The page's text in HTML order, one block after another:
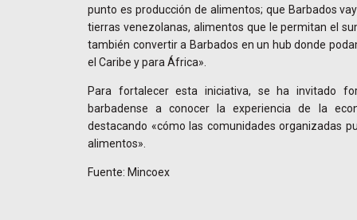
punto es producción de alimentos; que Barbados
tierras venezolanas, alimentos que le permitan el
también convertir a Barbados en un hub donde
el Caribe y para África».
Para fortalecer esta iniciativa, se ha invitado
barbadense a conocer la experiencia de la
destacando «cómo las comunidades organizadas
alimentos».
Fuente: Mincoex